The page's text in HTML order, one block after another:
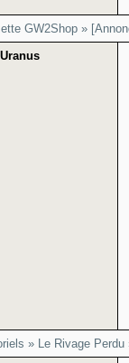
GW2Shop »
» Le Rivage Perdu